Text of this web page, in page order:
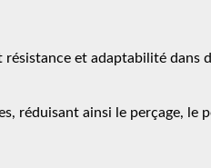
et adaptabilité dans
réduisant ainsi le perçage, le